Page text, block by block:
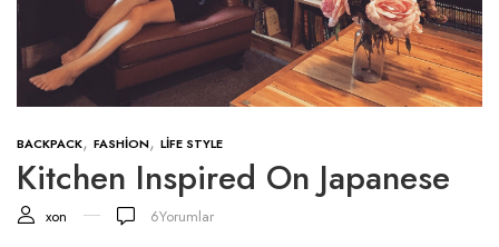
BACKPACK, FASHION, LIFE STYLE
Kitchen Inspired On Japanese
xon 6Yorumlar